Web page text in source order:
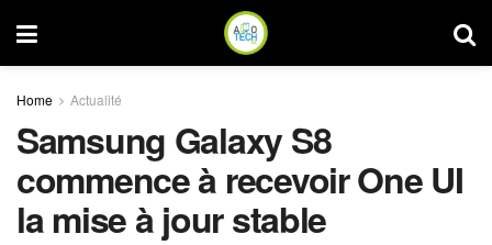
Home Actualité
Samsung Galaxy S8
commence à recevoir One UI
la mise à jour stable